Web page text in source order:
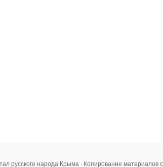
русского народа Крыма · Копирование